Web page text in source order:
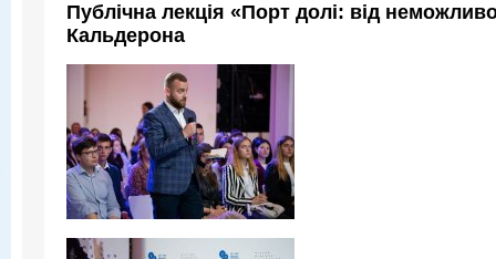
Публічна лекція «Порт долі: від
Кальдерона